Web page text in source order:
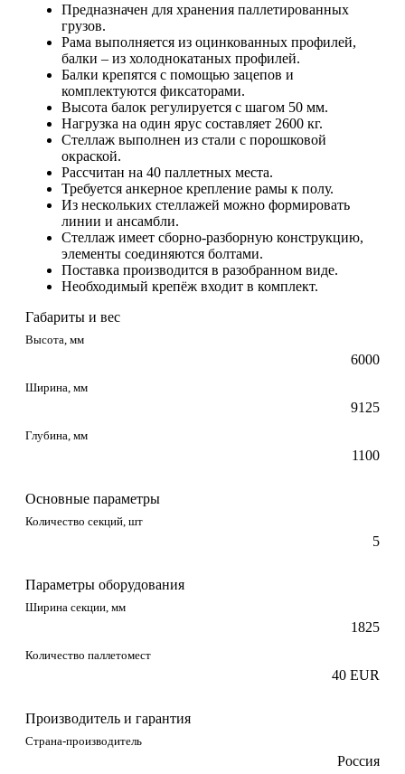
Предназначен для хранения паллетированных
грузов.
Рама выполняется из оцинкованных профилей,
балки – из холоднокатаных профилей.
Балки крепятся с помощью зацепов и
комплектуются фиксаторами.
Высота балок регулируется с шагом 50 мм.
Нагрузка на один ярус составляет 2600 кг.
Стеллаж выполнен из стали с порошковой
окраской.
Рассчитан на 40 паллетных места.
Требуется анкерное крепление рамы к полу.
Из нескольких стеллажей можно формировать
линии и ансамбли.
Стеллаж имеет сборно-разборную конструкцию,
элементы соединяются болтами.
Поставка производится в разобранном виде.
Необходимый крепёж входит в комплект.
Габариты и вес
Высота, мм
6000
Ширина, мм
9125
Глубина, мм
1100
Основные параметры
Количество секций, шт
5
Параметры оборудования
Ширина секции, мм
1825
Количество паллетомест
40 EUR
Производитель и гарантия
Страна-производитель
Россия